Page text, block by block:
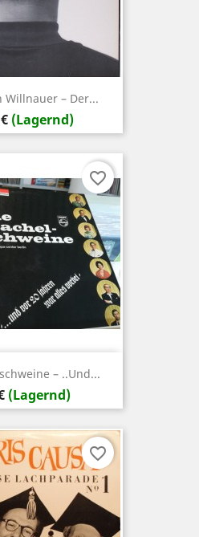
Willnauer – Der...
(Lagernd)
– ..Und...
(Lagernd)
favorite_border
favorite_border